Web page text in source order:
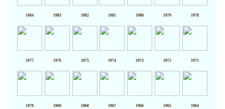
1984 1983 1982 1981 1980 1979 1978
1977 1976 1975 1974 1973 1972 1971
1970 1969 1968 1967 1966 1965 1964